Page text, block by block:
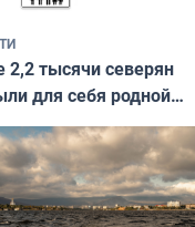
2,2 тысячи северян
для себя родной
рамках проекта
для своих»